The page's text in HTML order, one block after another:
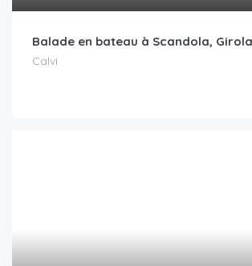
Balade en bateau à Scandola,
Calvi